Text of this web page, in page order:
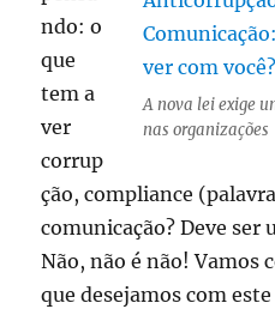
A nova lei exige
nas organizações
ndo: o
que
tem a
ver
corrup
ção, compliance
comunicação? Deve ser
Não, não é não! Vamos
que desejamos com